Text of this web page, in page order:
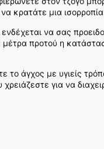
κρατάτε μια
να σας
μέτρα προτού η
το άγχος με υγιείς
για να